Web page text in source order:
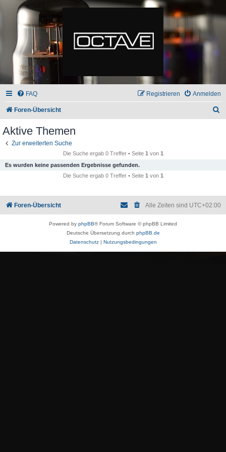
FAQ Anmelden
Registrieren
Foren-Übersicht
Aktive Themen
Zur erweiterten Suche
Die Suche ergab 0 Treffer • Seite 1von 1
Es wurden keine passenden Ergebnisse gefunden.
Die Suche ergab 0 Treffer • Seite 1von 1
Foren-Übersicht Alle Zeiten sind UTC+02:00
Powered by phpBB® Forum Software © phpBB Limited
Deutsche Übersetzung durch phpBB.de
Datenschutz| Nutzungsbedingungen